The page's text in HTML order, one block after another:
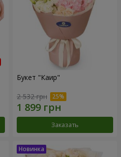
Букет "Каир"
2 532 грн
Заказать